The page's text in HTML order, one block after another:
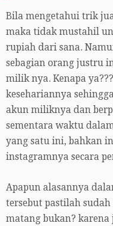
Bila mengetahui trik
maka tidak mustahil
rupiah dari sana.
sebagian orang justru
milik nya. Kenapa
kesehariannya
akun miliknya dan
sementara waktu
yang satu ini, bahkan
instagramnya secara
Apapun alasannya
tersebut pastilah
matang bukan?